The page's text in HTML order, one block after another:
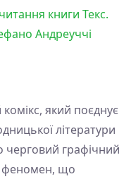
книги Текс.
Андреуччі
який поєднує
літератури
черговий графічний
феномен, що